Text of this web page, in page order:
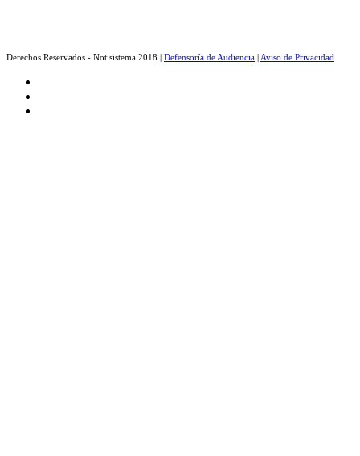
Derechos Reservados - Notisistema 2018 | Defensoría de Audiencia | Aviso de Privacidad